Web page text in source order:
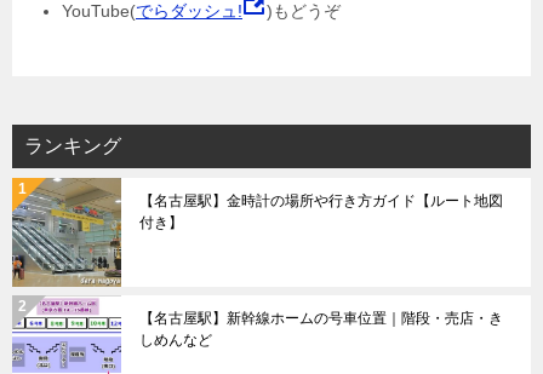
YouTube(でらダッシュ! )もどうぞ
ランキング
【名古屋駅】金時計の場所や行き方ガイド【ルート地図
付き】
【名古屋駅】新幹線ホームの号車位置｜階段・売店・き
しめんなど